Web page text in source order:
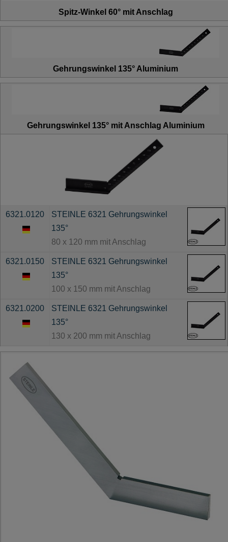
Spitz-Winkel 60° mit Anschlag
Gehrungswinkel 135° Aluminium
Gehrungswinkel 135° mit Anschlag Aluminium
6321.0120
STEINLE 6321 Gehrungswinkel
135°
80 x 120 mm mit Anschlag
6321.0150
STEINLE 6321 Gehrungswinkel
135°
100 x 150 mm mit Anschlag
6321.0200
STEINLE 6321 Gehrungswinkel
135°
130 x 200 mm mit Anschlag